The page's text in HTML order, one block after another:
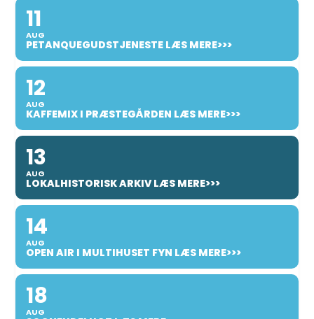
11
AUG
PETANQUEGUDSTJENESTE LÆS MERE>>>
12
AUG
KAFFEMIX I PRÆSTEGÅRDEN LÆS MERE>>>
13
AUG
LOKALHISTORISK ARKIV LÆS MERE>>>
14
AUG
OPEN AIR I MULTIHUSET FYN LÆS MERE>>>
18
AUG